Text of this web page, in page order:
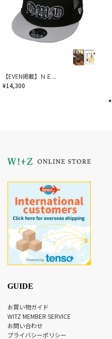
【EVEN掲載】ＮＥ...
¥14,300
GUIDE
お買い物ガイド
WITZ MEMBER SERVICE
お問い合わせ
プライバシーポリシー